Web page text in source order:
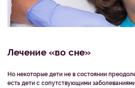
Лечение «во сне»
Но некоторые дети не в состоянии
есть дети с сопутствующими